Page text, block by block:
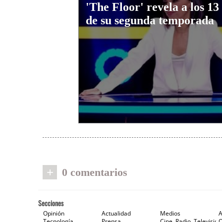
'The Floor' revela a los
de su segunda temporada
+ 0 comentarios
Secciones
Opinión Actualidad Medios